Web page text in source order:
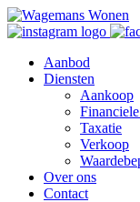
Aanbod
Diensten
Aankoop
Taxatie
Verkoop
Over ons
Contact